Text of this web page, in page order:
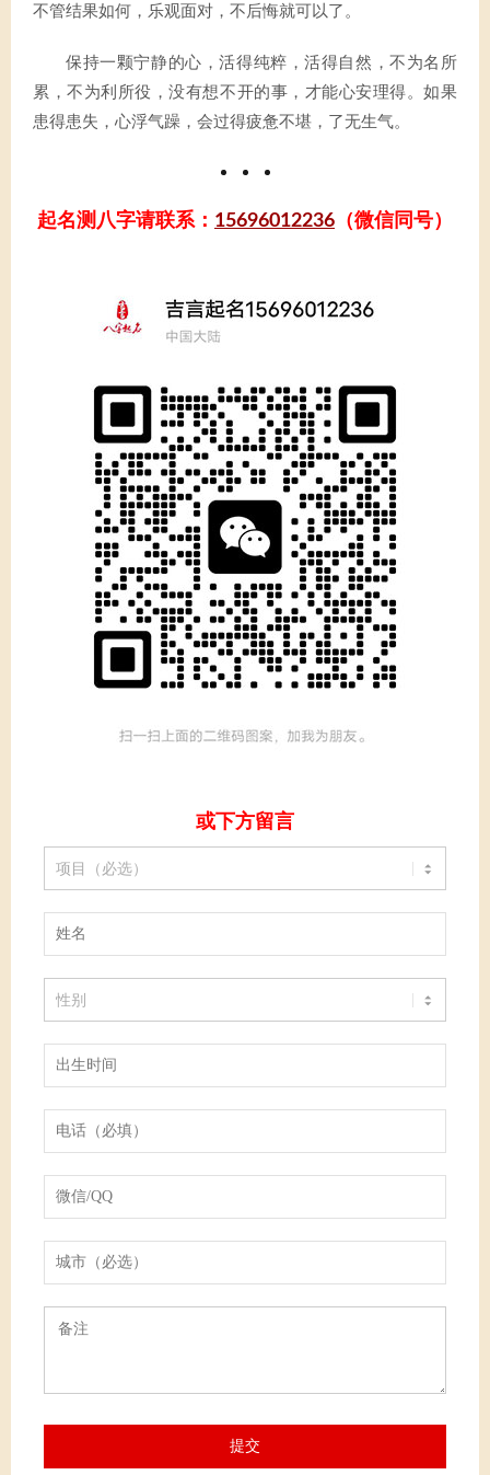
不管结果如何，乐观面对，不后悔就可以了。
保持一颗宁静的心，活得纯粹，活得自然，不为名所
累，不为利所役，没有想不开的事，才能心安理得。如果
患得患失，心浮气躁，会过得疲惫不堪，了无生气。
起名测八字请联系： 15696012236 （微信同号）
或下方留言